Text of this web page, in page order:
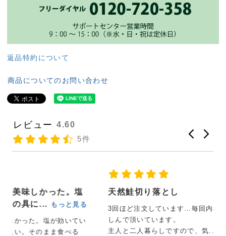
返品特約について
商品についてのお問い合わせ
レビュー
4.60
5件
天然鮭切り落とし
3回ほど注文しています…毎回内容が違って美味しく楽
しんで頂いています。
主人と二人暮らしですので、気...もっと見る